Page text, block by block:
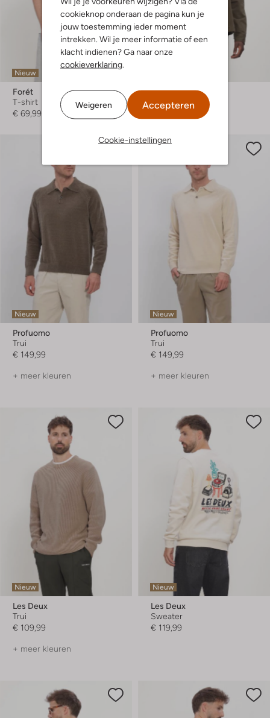
cookieknop onderaan de pagina kun je
jouw toestemming ieder moment
intrekken. Wil je meer informatie of een
klacht indienen? Ga naar onze
cookieverklaring.
Weigeren Accepteren
Cookie-instellingen
Nieuw
Forét
T-shirt
€ 69,99
Forét
Overshirt
€ 244,99
Nieuw
Profuomo
Trui
€ 149,99
+ meer kleuren
Nieuw
Profuomo
Trui
€ 149,99
+ meer kleuren
Nieuw
Les Deux
Trui
€ 109,99
+ meer kleuren
Nieuw
Les Deux
Sweater
€ 119,99